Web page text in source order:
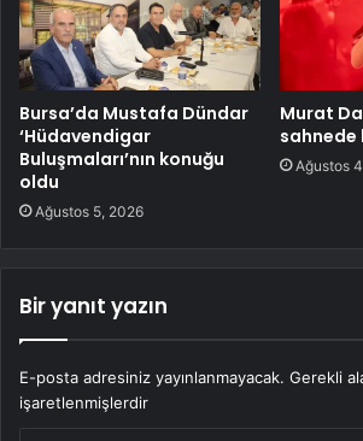
Bursa’da Mustafa Dündar
‘Hüdavendigar
Buluşmaları’nın konuğu
oldu
Ağustos 5, 2026
Murat
sahnede
Ağustos
Bir yanıt yazın
E-posta adresiniz yayınlanmayacak. Gerekli
işaretlenmişlerdir